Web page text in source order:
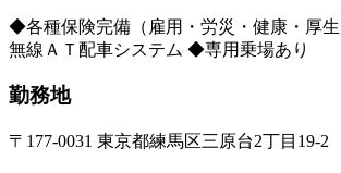
◆各種保険完備（雇用・労災・健康・厚
無線ＡＴ配車システム ◆専用乗場あり
勤務地
〒177-0031 東京都練馬区三原台2丁目19-2